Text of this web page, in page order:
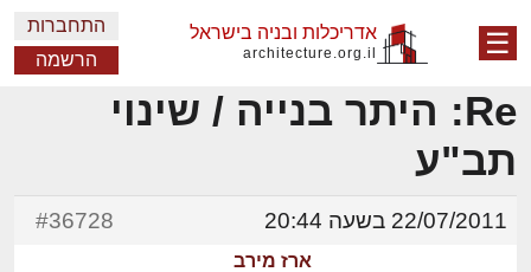
☰ אדריכלות ובניה בישראל
architecture.org.il
התחברות
הרשמה
Re: היתר בנייה / שינוי
תב"ע
22/07/2011 בשעה 20:44 #36728
ארז מירב